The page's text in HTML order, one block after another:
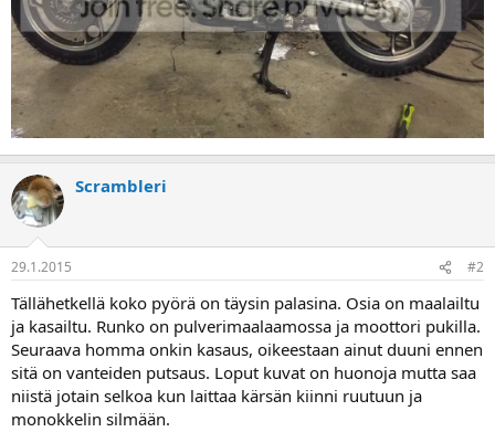
Scrambleri
29.1.2015 #2
Tällähetkellä koko pyörä on täysin palasina. Osia on maalailtu
ja kasailtu. Runko on pulverimaalaamossa ja moottori pukilla.
Seuraava homma onkin kasaus, oikeestaan ainut duuni ennen
sitä on vanteiden putsaus. Loput kuvat on huonoja mutta saa
niistä jotain selkoa kun laittaa kärsän kiinni ruutuun ja
monokkelin silmään.